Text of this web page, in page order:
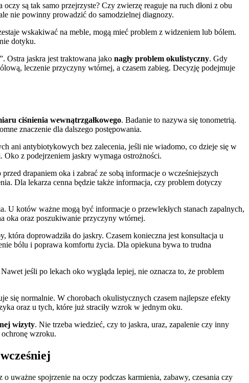
są tak samo przejrzyste? Czy zwierzę reaguje na ruch dłoni z obu
nie powinny prowadzić do samodzielnej diagnozy.
wskakiwać na meble, mogą mieć problem z widzeniem lub bólem.
dotyku.
Ostra jaskra jest traktowana jako nagły problem okulistyczny. Gdy
leczenie przyczyny wtórnej, a czasem zabieg. Decyzję podejmuje
ciśnienia wewnątrzgałkowego. Badanie to nazywa się tonometrią.
znaczenie dla dalszego postępowania.
ani antybiotykowych bez zalecenia, jeśli nie wiadomo, co dzieje się w
Oko z podejrzeniem jaskry wymaga ostrożności.
drapaniem oka i zabrać ze sobą informacje o wcześniejszych
Dla lekarza cenna będzie także informacja, czy problem dotyczy
U kotów ważne mogą być informacje o przewlekłych stanach zapalnych,
oka oraz poszukiwanie przyczyny wtórnej.
doprowadziła do jaskry. Czasem konieczna jest konsultacja u
bólu i poprawa komfortu życia. Dla opiekuna bywa to trudna
jeśli po lekach oko wygląda lepiej, nie oznacza to, że problem
się normalnie. W chorobach okulistycznych czasem najlepsze efekty
oraz u tych, które już straciły wzrok w jednym oku.
wizyty. Nie trzeba wiedzieć, czy to jaskra, uraz, zapalenie czy inny
wzroku.
uważne spojrzenie na oczy podczas karmienia, zabawy, czesania czy